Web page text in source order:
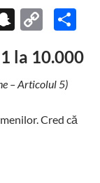
S
a
p
h
C
p
y
n
ta
ă
la 10.000
– Articolul 5)
Cred că